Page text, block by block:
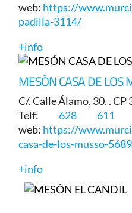
web: https://
padilla-3114/
+info
MESÓN CASA DE LOS
C/. Calle Álamo, 30. . CP
Telf: 628 611
web: https://
casa-de-los-musso-
+info